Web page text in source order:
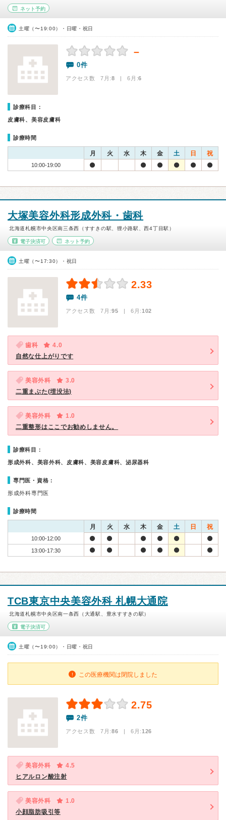
ネット予約
土曜（〜19:00）・日曜・祝日
－
0件
アクセス数 7月:8 | 6月:6
診療科目：
皮膚科、美容皮膚科
診療時間
月 火 水 木 金 土 日 祝
10:00-19:00
大塚美容外科形成外科・歯科
北海道札幌市中央区南三条西（すすきの駅、狸小路駅、西4丁目駅）
電子決済可 ネット予約
土曜（〜17:30）・祝日
2.33
4件
アクセス数 7月:95 | 6月:102
歯科
4.0
自然な仕上がりです
美容外科
3.0
二重まぶた(埋没法)
美容外科
1.0
二重整形はここでお勧めしません。
診療科目：
形成外科、美容外科、皮膚科、美容皮膚科、泌尿器科
専門医・資格：
形成外科専門医
診療時間
月 火 水 木 金 土 日 祝
10:00-12:00
13:00-17:30
TCB東京中央美容外科 札幌大通院
北海道札幌市中央区南一条西（大通駅、豊水すすきの駅）
電子決済可
土曜（〜19:00）・日曜・祝日
この医療機関は閉院しました
2.75
2件
アクセス数 7月:86 | 6月:126
美容外科
4.5
ヒアルロン酸注射
美容外科
1.0
小顔脂肪吸引等